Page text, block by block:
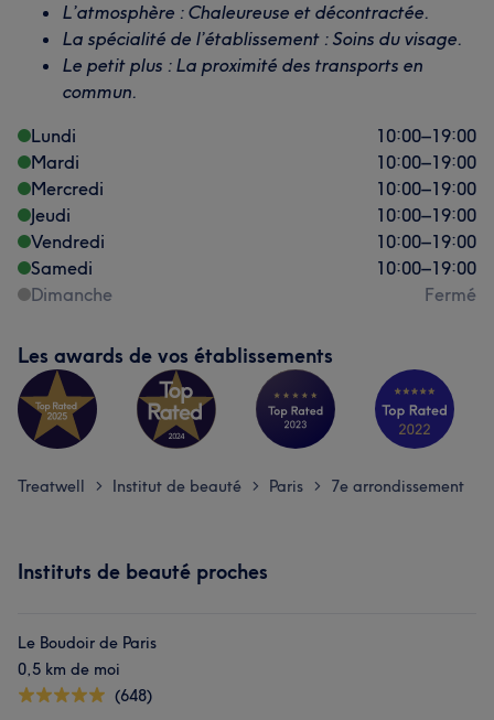
L’atmosphère : Chaleureuse et décontractée.
La spécialité de l’établissement : Soins du visage.
Le petit plus : La proximité des transports en
commun.
Lundi
10:00–19:00
Mardi
10:00–19:00
Mercredi
10:00–19:00
Jeudi
10:00–19:00
Vendredi
10:00–19:00
Samedi
10:00–19:00
Dimanche
Fermé
Les awards de vos établissements
Treatwell > Institut de beauté > Paris > 7e arrondissement
Instituts de beauté proches
Le Boudoir de Paris
0,5 km de moi
(648)